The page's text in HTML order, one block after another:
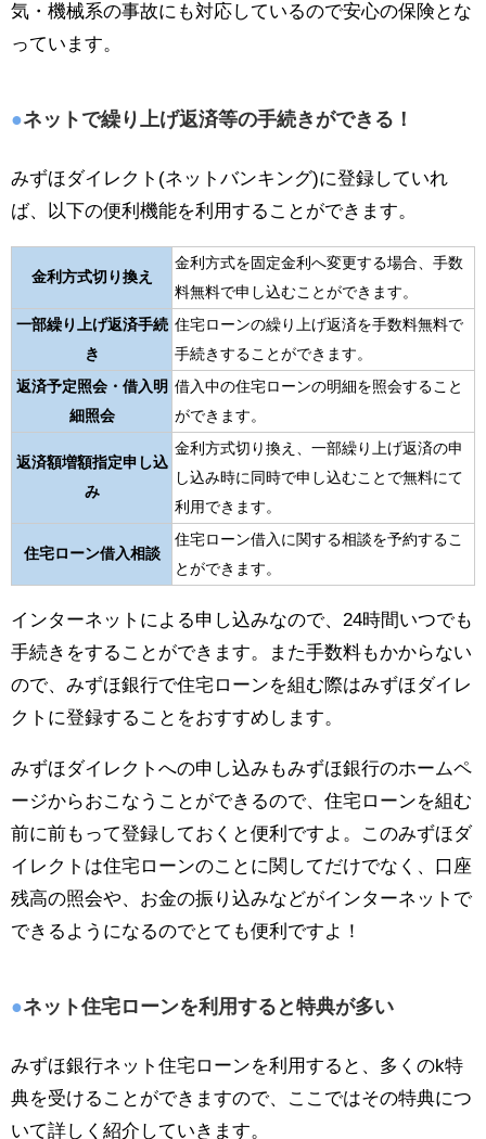
気・機械系の事故にも対応しているので安心の保険とな
っています。
ネットで繰り上げ返済等の手続きができる！
みずほダイレクト(ネットバンキング)に登録していれ
ば、以下の便利機能を利用することができます。
金利方式切り換え
金利方式を固定金利へ変更する場合、手数
料無料で申し込むことができます。
一部繰り上げ返済手続
き
住宅ローンの繰り上げ返済を手数料無料で
手続きすることができます。
返済予定照会・借入明
細照会
借入中の住宅ローンの明細を照会すること
ができます。
返済額増額指定申し込
み
金利方式切り換え、一部繰り上げ返済の申
し込み時に同時で申し込むことで無料にて
利用できます。
住宅ローン借入相談
住宅ローン借入に関する相談を予約するこ
とができます。
インターネットによる申し込みなので、24時間いつでも
手続きをすることができます。また手数料もかからない
ので、みずほ銀行で住宅ローンを組む際はみずほダイレ
クトに登録することをおすすめします。
みずほダイレクトへの申し込みもみずほ銀行のホームペ
ージからおこなうことができるので、住宅ローンを組む
前に前もって登録しておくと便利ですよ。このみずほダ
イレクトは住宅ローンのことに関してだけでなく、口座
残高の照会や、お金の振り込みなどがインターネットで
できるようになるのでとても便利ですよ！
ネット住宅ローンを利用すると特典が多い
みずほ銀行ネット住宅ローンを利用すると、多くのk特
典を受けることができますので、ここではその特典につ
いて詳しく紹介していきます。